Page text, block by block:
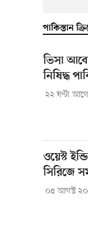
পাকিস্তান
ভিসা
নিষিদ্ধ
২২ ঘণ্টা আগে
ওয়েস্ট
সিরিজে
০৫ আগস্ট